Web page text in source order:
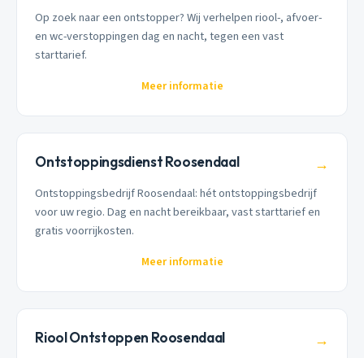
Op zoek naar een ontstopper? Wij verhelpen riool-, afvoer-
en wc-verstoppingen dag en nacht, tegen een vast
starttarief.
Meer informatie
Ontstoppingsdienst Roosendaal →
Ontstoppingsbedrijf Roosendaal: hét ontstoppingsbedrijf
voor uw regio. Dag en nacht bereikbaar, vast starttarief en
gratis voorrijkosten.
Meer informatie
Riool Ontstoppen Roosendaal →